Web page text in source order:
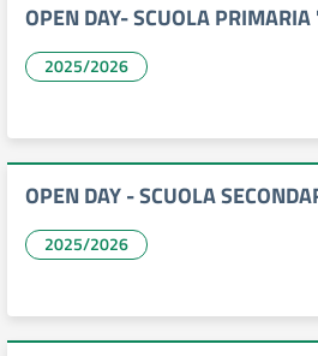
OPEN DAY- SCUOLA
2025/2026
OPEN DAY - SCUOLA
2025/2026